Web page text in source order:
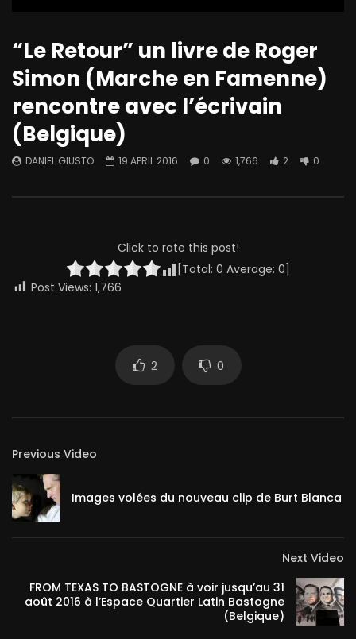
“Le Retour” un livre de Roger
Simon (Marche en Famenne)
rencontre avec l’écrivain
(Belgique)
DANIEL GIUSTO 19 APRIL 2016 0 1,766 2 0
Click to rate this post!
[Total: 0 Average: 0]
Post Views: 1,766
2 0
Previous Video
Images volées du nouveau clip de Burt Blanca
Next Video
FROM TEXAS TO BASTOGNE à voir jusqu’au 31
août 2016 à l’Espace Quartier Latin Bastogne
(Belgique)